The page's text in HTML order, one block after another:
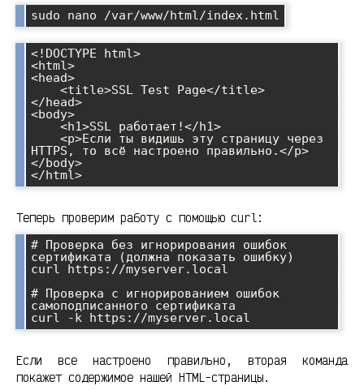
sudo nano /var/www/html/index.html
<!DOCTYPE html>
<html>
<head>
</head>
<body>
HTTPS, то всё настроено правильно.</p>
</body>
</html>
Теперь проверим работу с помощью curl:
# Проверка без игнорирования ошибок
сертификата (должна показать ошибку)
curl https://myserver.local
# Проверка с игнорированием ошибок
самоподписанного сертификата
curl -k https://myserver.local
Если все настроено правильно, вторая команда
покажет содержимое нашей HTML-страницы.